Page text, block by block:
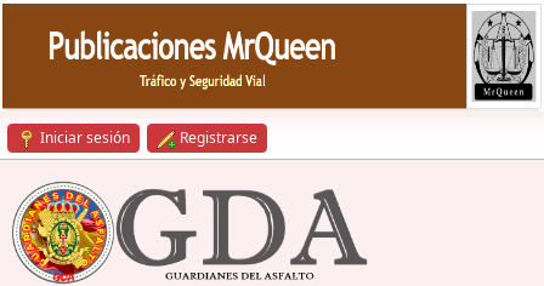
Iniciar sesión Registrarse